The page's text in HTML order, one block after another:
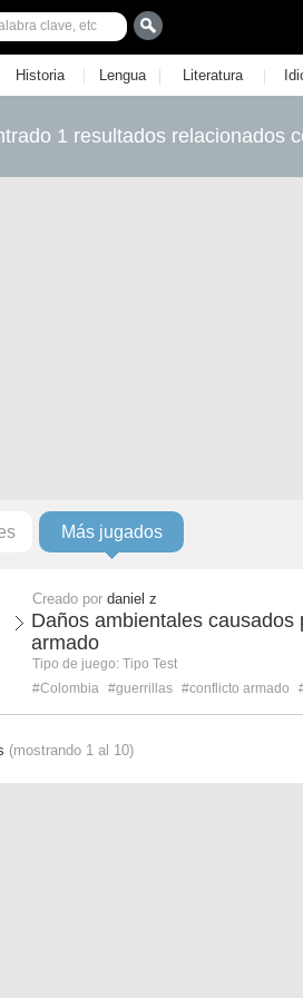
Historia | Lengua | Literatura |
1 resultados relacionados
Más jugados
Creado por daniel z
Daños ambientales causados
armado
Tipo de juego: Tipo Test
#Colombia #guerrillas #conflicto armado
(mostrando 1 al 10)